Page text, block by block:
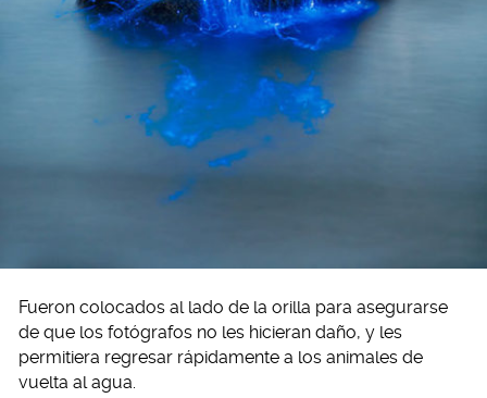
Fueron colocados al lado de la orilla para asegurarse
de que los fotógrafos no les hicieran daño, y les
permitiera regresar rápidamente a los animales de
vuelta al agua.